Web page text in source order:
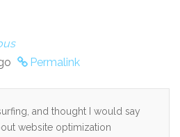
Permalink
and thought I would say
website optimization